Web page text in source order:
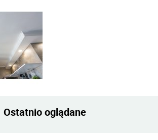
Ostatnio oglądane